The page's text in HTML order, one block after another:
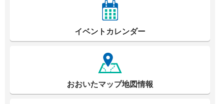
イベントカレンダー
おおいたマップ地図情報